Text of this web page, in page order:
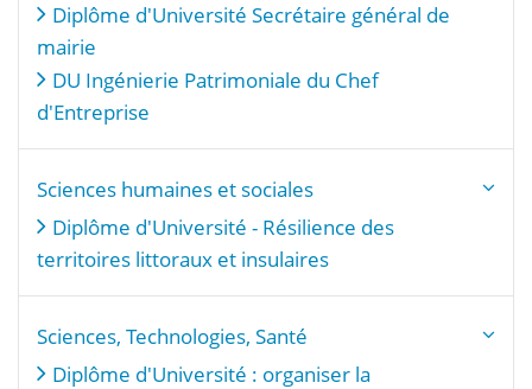
Diplôme d'Université Secrétaire général de
mairie
DU Ingénierie Patrimoniale du Chef
d'Entreprise
Sciences humaines et sociales
Diplôme d'Université - Résilience des
territoires littoraux et insulaires
Sciences, Technologies, Santé
Diplôme d'Université : organiser la